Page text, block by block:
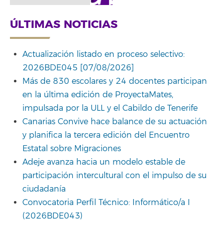
ÚLTIMAS NOTICIAS
Actualización listado en proceso selectivo:
2026BDE045 [07/08/2026]
Más de 830 escolares y 24 docentes participan
en la última edición de ProyectaMates,
impulsada por la ULL y el Cabildo de Tenerife
Canarias Convive hace balance de su actuación
y planifica la tercera edición del Encuentro
Estatal sobre Migraciones
Adeje avanza hacia un modelo estable de
participación intercultural con el impulso de su
ciudadanía
Convocatoria Perfil Técnico: Informático/a I
(2026BDE043)